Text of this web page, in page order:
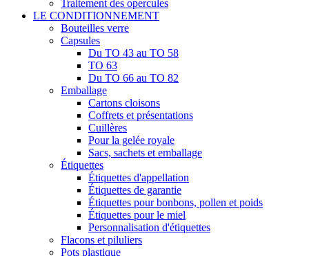
Traitement des opercules
LE CONDITIONNEMENT
Bouteilles verre
Capsules
Du TO 43 au TO 58
TO 63
Du TO 66 au TO 82
Emballage
Cartons cloisons
Coffrets et présentations
Cuillères
Pour la gelée royale
Sacs, sachets et emballage
Étiquettes
Étiquettes d'appellation
Étiquettes de garantie
Étiquettes pour bonbons, pollen et poids
Étiquettes pour le miel
Personnalisation d'étiquettes
Flacons et piluliers
Pots plastique